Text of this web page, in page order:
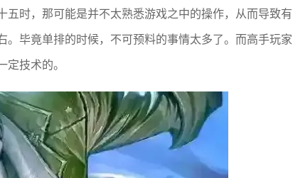
时，那可能是并不太熟悉游戏之中的操作，从而导致有
毕竟单排的时候，不可预料的事情太多了。而高手玩家
技术的。